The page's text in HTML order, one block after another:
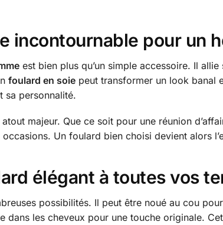
incontournable pour un
est bien plus qu’un simple accessoire. Il
foulard en soiepeut transformer un look banal
sa personnalité.
majeur. Que ce soit pour une réunion
Un foulard bien choisi devient alors
élégant à toutes vos
possibilités. Il peut être noué au cou
dans les cheveux pour une touche originale.